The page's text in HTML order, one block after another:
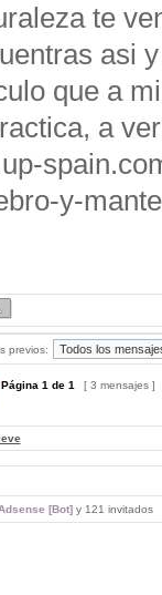
te
asi
que a
a
y-
previos:
Página 1 de 1 [ 3 mensajes ]
[Bot]y 121 invitados